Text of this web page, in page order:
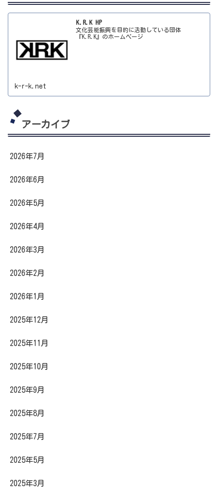
K.R.K HP
文化芸能振興を目的に活動している団体
『K.R.K』のホームページ
k-r-k.net
アーカイブ
2026年7月
2026年6月
2026年5月
2026年4月
2026年3月
2026年2月
2026年1月
2025年12月
2025年11月
2025年10月
2025年9月
2025年8月
2025年7月
2025年5月
2025年3月